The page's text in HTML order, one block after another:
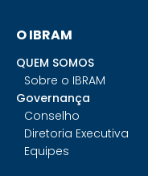
O IBRAM
QUEM SOMOS
Sobre o IBRAM
Governança
Conselho
Diretoria Executiva
Equipes